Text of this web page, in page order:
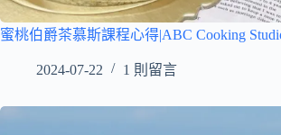
蜜桃伯爵茶慕斯課程心得|ABC Cooking
2024-07-22 1 則留言